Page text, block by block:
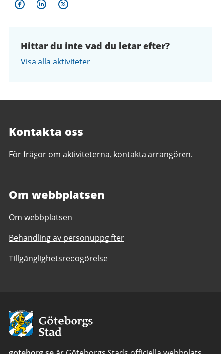
Hittar du inte vad du letar efter?
Visa alla aktiviteter
Kontakta oss
För frågor om aktiviteterna, kontakta arrangören.
Om webbplatsen
Om webbplatsen
Behandling av personuppgifter
Tillgänglighetsredogörelse
Avsändare